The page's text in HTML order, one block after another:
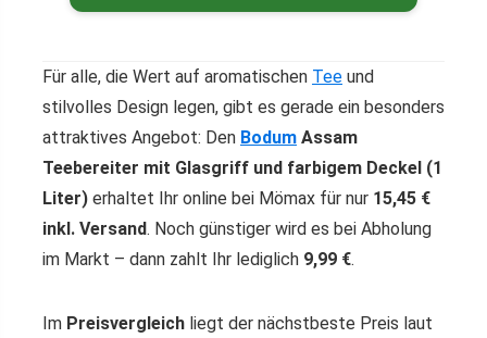
Für alle, die Wert auf aromatischen Tee und
stilvolles Design legen, gibt es gerade ein besonders
attraktives Angebot: Den Bodum Assam
Teebereiter mit Glasgriff und farbigem Deckel (1
Liter) erhaltet Ihr online bei Mömax für nur 15,45 €
inkl. Versand. Noch günstiger wird es bei Abholung
im Markt – dann zahlt Ihr lediglich 9,99 €.
Im Preisvergleich liegt der nächstbeste Preis laut